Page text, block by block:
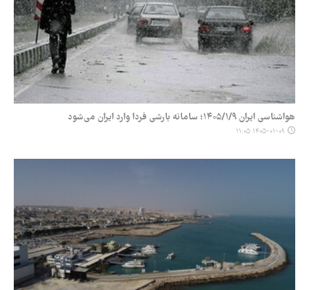
هواشناسی ایران ۱۴۰۵/۱/۹؛ سامانه بارشی فردا وارد ایران می‌شود
۱۴۰۵-۰۱-۰۹ ۱۱:۰۵